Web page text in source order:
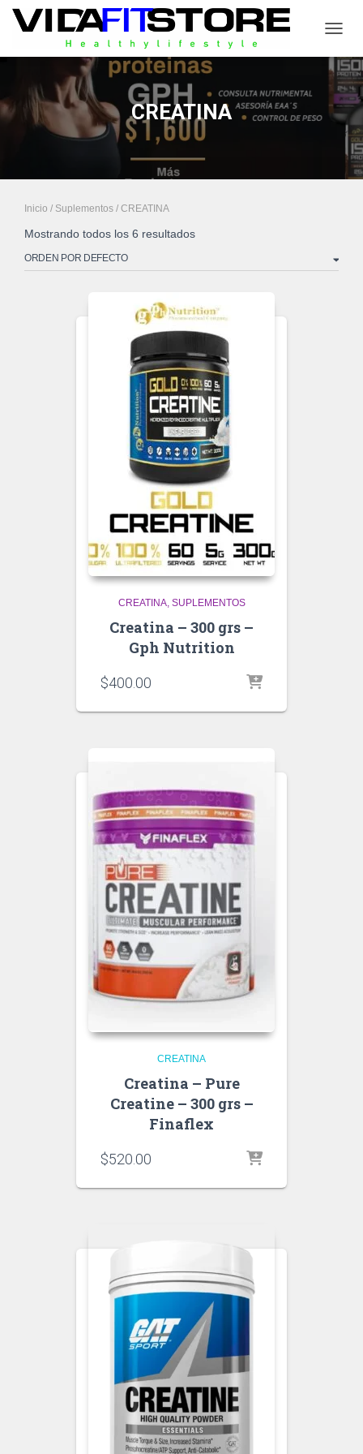
CREATINA
Inicio / Suplementos / CREATINA
Mostrando todos los 6 resultados
CREATINA SUPLEMENTOS
Creatina – 300 grs –
Gph Nutrition
$400.00
CREATINA
Creatina – Pure
Creatine – 300 grs –
Finaflex
$520.00